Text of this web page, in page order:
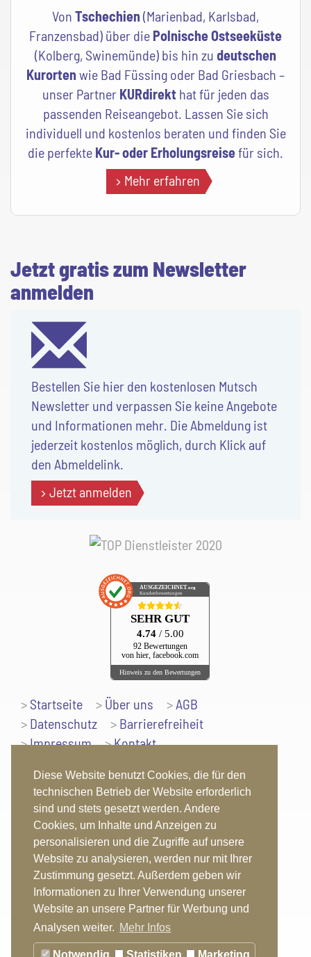
Diese Website benutzt Cookies, die für den
technischen Betrieb der Website erforderlich
sind und stets gesetzt werden. Andere
Cookies, um Inhalte und Anzeigen zu
personalisieren und die Zugriffe auf unsere
Website zu analysieren, werden nur mit Ihrer
Zustimmung gesetzt. Außerdem geben wir
Informationen zu Ihrer Verwendung unserer
Website an unsere Partner für Werbung und
Analysen weiter. Mehr Infos
Notwendig Statistiken Marketing
Von Tschechien (Marienbad, Karlsbad,
Franzensbad) über die Polnische Ostseeküste
(Kolberg, Swinemünde) bis hin zu deutschen
Kurorten wie Bad Füssing oder Bad Griesbach –
unser Partner KURdirekthat für jeden das
passenden Reiseangebot. Lassen Sie sich
individuell und kostenlos beraten und finden Sie
die perfekte Kur- oder Erholungsreisefür sich.
Mehr erfahren
Jetzt gratis zum Newsletter
anmelden
Bestellen Sie hier den kostenlosen Mutsch
Newsletter und verpassen Sie keine Angebote
und Informationen mehr. Die Abmeldung ist
jederzeit kostenlos möglich, durch Klick auf
den Abmeldelink.
Jetzt anmelden
AUSGEZEICHNET .org
Kundenbewertungen
SEHR GUT
4.74 / 5.00
92 Bewertungen
von hier, facebook.com
Hinweis zu den Bewertungen
Startseite Über uns
AGB
Datenschutz
Barrierefreiheit
Impressum
Kontakt
Nach oben
Folgen Sie uns auch unter: